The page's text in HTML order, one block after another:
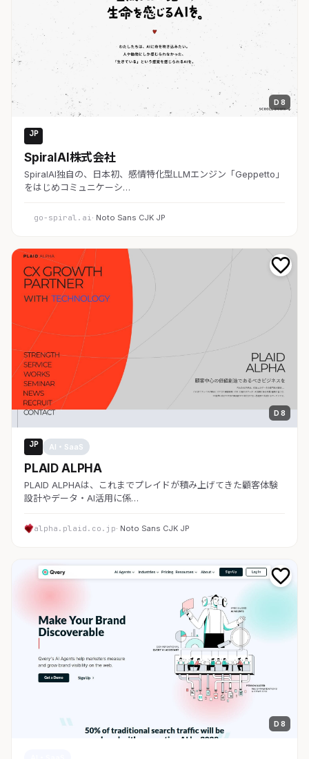
D 8
JP
SpiralAI株式会社
SpiralAI独自の、日本初、感情特化型LLMエンジン「Geppetto」
をはじめコミュニケーシ…
go-spiral.ai· Noto Sans CJK JP
D 8
JP AI・SaaS
PLAID ALPHA
PLAID ALPHAは、これまでプレイドが積み上げてきた顧客体験
設計やデータ・AI活用に係…
alpha.plaid.co.jp· Noto Sans CJK JP
D 8